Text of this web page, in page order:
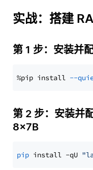
实战：搭建
第 1 步：安装并
%pip install --
第 2 步：安装并
8x7B
pip install -qU